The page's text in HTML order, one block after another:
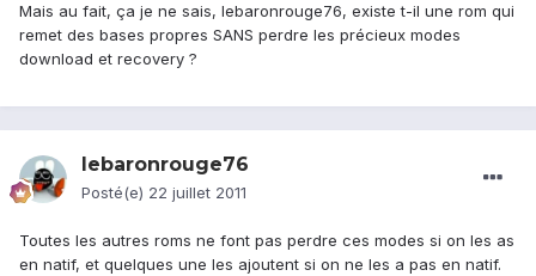
Mais au fait, ça je ne sais, lebaronrouge76, existe t-il une rom qui
remet des bases propres SANS perdre les précieux modes
download et recovery ?
lebaronrouge76
Posté(e) 22 juillet 2011
Toutes les autres roms ne font pas perdre ces modes si on les as
en natif, et quelques une les ajoutent si on ne les a pas en natif.